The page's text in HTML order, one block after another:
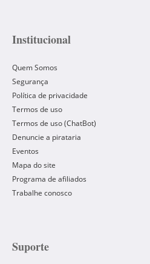
Institucional
Quem Somos
Segurança
Política de privacidade
Termos de uso
Termos de uso (ChatBot)
Denuncie a pirataria
Eventos
Mapa do site
Programa de afiliados
Trabalhe conosco
Suporte